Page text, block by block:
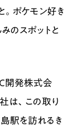
。ポケモン好き
のスポットと
開発株式会
は、この取り
駅を訪れるき